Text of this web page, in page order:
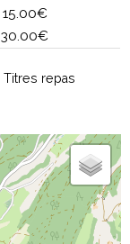
15.00€
30.00€
Titres repas